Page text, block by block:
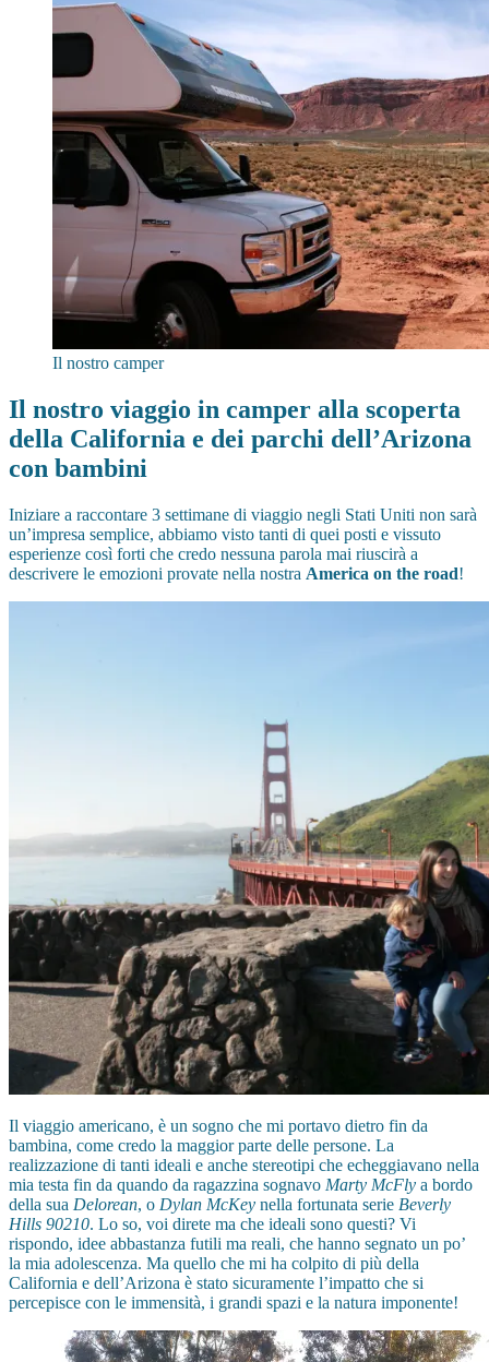
Il nostro camper
Il nostro viaggio in camper alla scoperta
della California e dei parchi dell’Arizona
con bambini
Iniziare a raccontare 3 settimane di viaggio negli Stati Uniti non sarà
un’impresa semplice, abbiamo visto tanti di quei posti e vissuto
esperienze così forti che credo nessuna parola mai riuscirà a
descrivere le emozioni provate nella nostra America on the road!
Il viaggio americano, è un sogno che mi portavo dietro fin da
bambina, come credo la maggior parte delle persone. La
realizzazione di tanti ideali e anche stereotipi che echeggiavano nella
mia testa fin da quando da ragazzina sognavo Marty McFly a bordo
della sua Delorean, o Dylan McKey nella fortunata serie Beverly
Hills 90210. Lo so, voi direte ma che ideali sono questi? Vi
rispondo, idee abbastanza futili ma reali, che hanno segnato un po’
la mia adolescenza. Ma quello che mi ha colpito di più della
California e dell’Arizona è stato sicuramente l’impatto che si
percepisce con le immensità, i grandi spazi e la natura imponente!